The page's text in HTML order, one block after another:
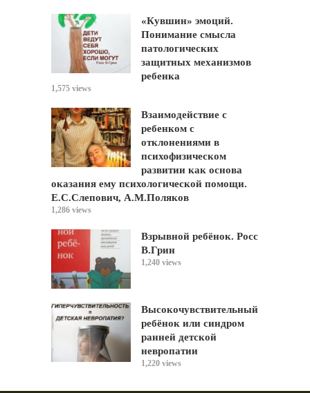
«Кувшин» эмоций.
Понимание смысла
патологических
защитных механизмов
ребенка
1,575 views
Взаимодействие с
ребенком с
отклонениями в
психофизическом
развитии как основа
оказания ему психологической помощи.
Е.С.Слепович, А.М.Поляков
1,286 views
Взрывной ребёнок. Росс
В.Грин
1,240 views
Высокочувствительный
ребёнок или синдром
ранней детской
невропатии
1,220 views